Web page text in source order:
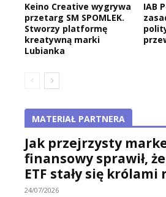
Keino Creative wygrywa
przetarg SM SPOMLEK.
Stworzy platformę
kreatywną marki
Lubianka
IAB
MATERIAŁ PARTNERA
Jak przejrzysty
finansowy sprawił,
ETF stały się królami
24/07/2026